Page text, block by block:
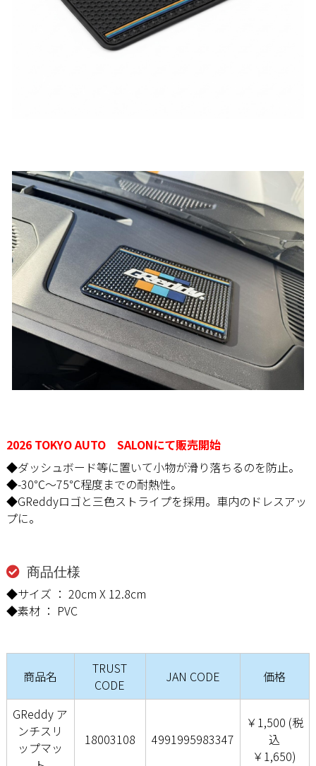
2026 TOKYO AUTO SALONにて販売開始
◆ダッシュボード等に置いて小物が滑り落ちるのを防止。
◆-30℃～75℃程度までの耐熱性。
◆GReddyロゴと三色ストライプを採用。車内のドレスアッ
プに。
商品仕様
◆サイズ ： 20cm X 12.8cm
◆素材 ： PVC
商品名
TRUST
CODE
JAN CODE 価格
GReddy ア
ンチスリ
ップマッ
18003108 4991995983347
￥1,500 (税
込
￥1,650)